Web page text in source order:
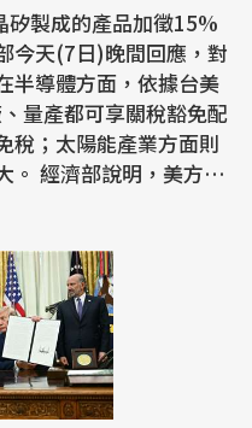
矽製成的產品加徵15%
今天(7日)晚間回應，對
半導體方面，依據台美
量產都可享關稅豁免配
稅；太陽能產業方面則
方目